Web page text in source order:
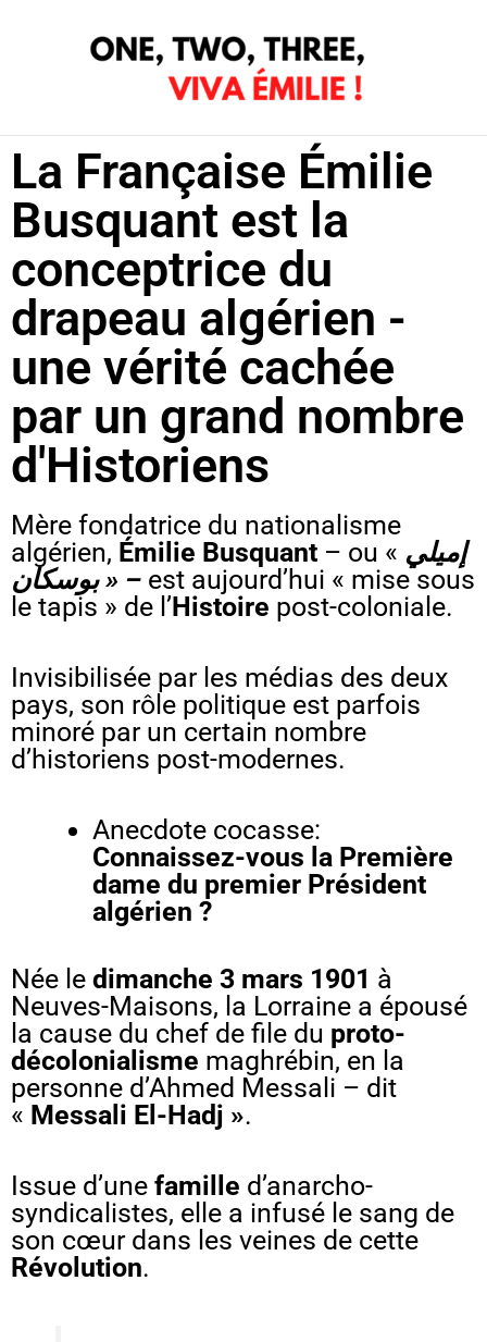
La Française Émilie
Busquant est la
conceptrice du
drapeau algérien -
une vérité cachée
par un grand nombre
d'Historiens
Mère fondatrice du nationalisme
algérien, Émilie Busquant – ou « إميلي
بوسكان » – est aujourd’hui « mise sous
le tapis » de l’Histoire post-coloniale.
Invisibilisée par les médias des deux
pays, son rôle politique est parfois
minoré par un certain nombre
d’historiens post-modernes.
Anecdote cocasse:
Connaissez-vous la Première
dame du premier Président
algérien ?
Née le dimanche 3 mars 1901 à
Neuves-Maisons, la Lorraine a épousé
la cause du chef de file du proto-
décolonialisme maghrébin, en la
personne d’Ahmed Messali – dit
« Messali El-Hadj ».
Issue d’une famille d’anarcho-
syndicalistes, elle a infusé le sang de
son cœur dans les veines de cette
Révolution.